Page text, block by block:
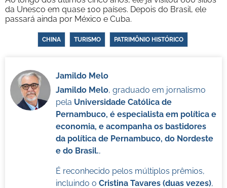
da Unesco em quase 100 países. Depois do Brasil, ele
passará ainda por México e Cuba.
CHINA TURISMO PATRIMÔNIO HISTÓRICO
Jamildo Melo
Jamildo Melo, graduado em jornalismo
pela Universidade Católica de
Pernambuco, é especialista em política e
economia, e acompanha os bastidores
da política de Pernambuco, do Nordeste
e do Brasil.,
É reconhecido pelos múltiplos prêmios,
incluindo o Cristina Tavares (duas vezes),